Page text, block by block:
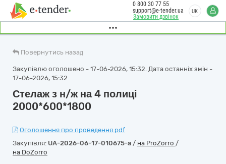
Замовити дзвінок
0 800 30 77 55
support@e-tender.ua
UK
Повернутись назад
Закупівлю оголошено - 17-06-2026, 15:32. Дата останніх змін -
17-06-2026, 15:32
Стелаж з н/ж на 4 полиці
2000*600*1800
Оголошення про проведення.pdf
Закупівля: UA-2026-06-17-010675-a / на ProZorro /
на DoZorro